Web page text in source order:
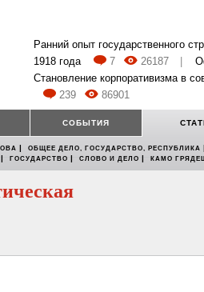
Ранний опыт государственного
1918 года
7 26187
Становление корпоративизма в
239
86901
СОБЫТИЯ
| ОБЩЕЕ ДЕЛО, ГОСУДАРСТВО, РЕСПУБЛИКА |
| ГОСУДАРСТВО | СЛОВО И ДЕЛО | КАМО